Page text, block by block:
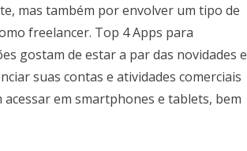
mas também por envolver um tipo de
freelancer. Top 4 Apps para
gostam de estar a par das novidades e
suas contas e atividades comerciais
em smartphones e tablets, bem